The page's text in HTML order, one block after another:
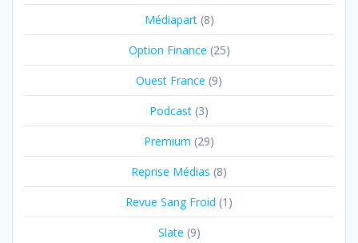
Médiapart(8)
Option Finance (25)
Ouest France (9)
Podcast (3)
Premium (29)
Reprise Médias (8)
Revue Sang Froid (1)
Slate (9)